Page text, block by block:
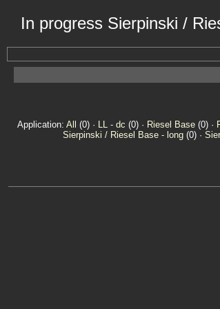
In progress Sierpinski /
Application: All (0) · LL - dc (0) · Riesel Base(0) ·
Sierpinski / Riesel Base - long(0) ·